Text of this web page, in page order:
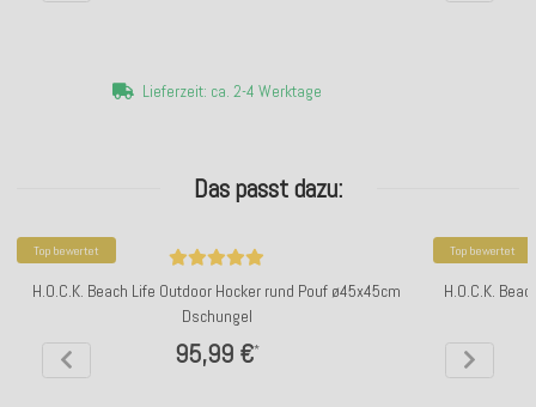
Lieferzeit: ca. 2-4 Werktage
Das passt dazu:
Top bewertet
H.O.C.K. Beach Life Outdoor Hocker rund Pouf ø45x45cm
Dschungel
95,99 €*
Top bewertet
H.O.C.K.